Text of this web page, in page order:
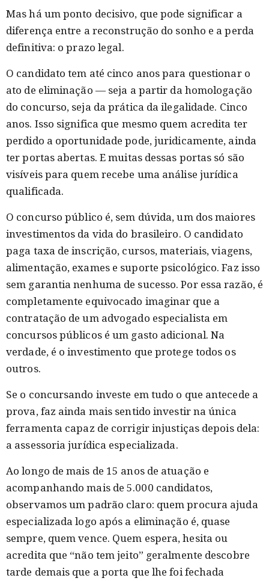
Mas há um ponto decisivo, que pode significar a
diferença entre a reconstrução do sonho e a perda
definitiva: o prazo legal.
O candidato tem até cinco anos para questionar o
ato de eliminação — seja a partir da homologação
do concurso, seja da prática da ilegalidade. Cinco
anos. Isso significa que mesmo quem acredita ter
perdido a oportunidade pode, juridicamente, ainda
ter portas abertas. E muitas dessas portas só são
visíveis para quem recebe uma análise jurídica
qualificada.
O concurso público é, sem dúvida, um dos maiores
investimentos da vida do brasileiro. O candidato
paga taxa de inscrição, cursos, materiais, viagens,
alimentação, exames e suporte psicológico. Faz isso
sem garantia nenhuma de sucesso. Por essa razão, é
completamente equivocado imaginar que a
contratação de um advogado especialista em
concursos públicos é um gasto adicional. Na
verdade, é o investimento que protege todos os
outros.
Se o concursando investe em tudo o que antecede a
prova, faz ainda mais sentido investir na única
ferramenta capaz de corrigir injustiças depois dela:
a assessoria jurídica especializada.
Ao longo de mais de 15 anos de atuação e
acompanhando mais de 5.000 candidatos,
observamos um padrão claro: quem procura ajuda
especializada logo após a eliminação é, quase
sempre, quem vence. Quem espera, hesita ou
acredita que “não tem jeito” geralmente descobre
tarde demais que a porta que lhe foi fechada